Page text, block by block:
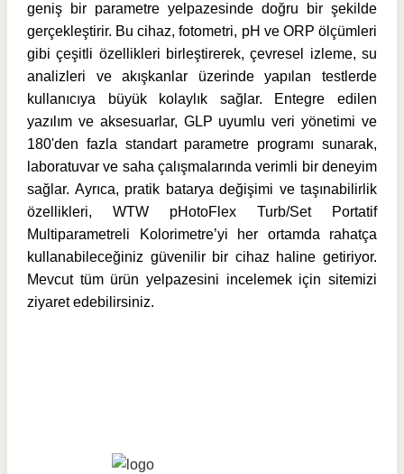
geniş bir parametre yelpazesinde doğru bir şekilde
gerçekleştirir. Bu cihaz, fotometri, pH ve ORP ölçümleri
gibi çeşitli özellikleri birleştirerek, çevresel izleme, su
analizleri ve akışkanlar üzerinde yapılan testlerde
kullanıcıya büyük kolaylık sağlar. Entegre edilen
yazılım ve aksesuarlar, GLP uyumlu veri yönetimi ve
180'den fazla standart parametre programı sunarak,
laboratuvar ve saha çalışmalarında verimli bir deneyim
sağlar. Ayrıca, pratik batarya değişimi ve taşınabilirlik
özellikleri, WTW pHotoFlex Turb/Set Portatif
Multiparametreli Kolorimetre’yi her ortamda rahatça
kullanabileceğiniz güvenilir bir cihaz haline getiriyor.
Mevcut tüm ürün yelpazesini incelemek için sitemizi
ziyaret edebilirsiniz.